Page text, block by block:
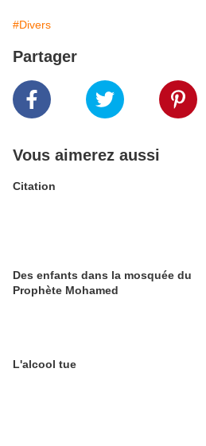
#Divers
Partager
Vous aimerez aussi
Citation
Des enfants dans la mosquée du
Prophète Mohamed
L'alcool tue